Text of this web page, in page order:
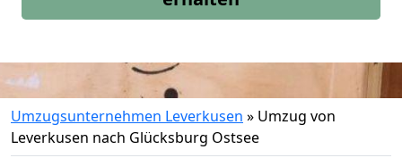
Umzugsunternehmen Leverkusen » Umzug von
Leverkusen nach Glücksburg Ostsee